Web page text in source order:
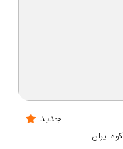
جدید